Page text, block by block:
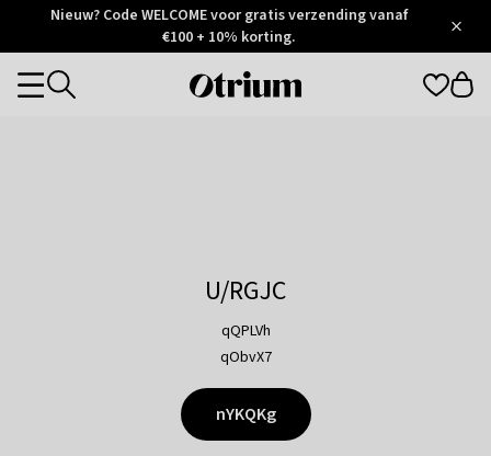
Otrium
Trustpilot
Nieuw? Code WELCOME voor gratis verzending vanaf
€100 + 10% korting.
Otrium
Categories
U/RGJC
qQPLVh
qObvX7
nYKQKg